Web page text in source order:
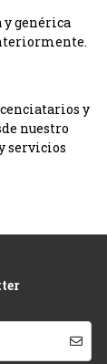
genérica
y
nuestro
servicios